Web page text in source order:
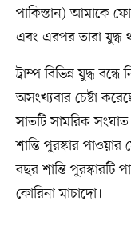
পাকিস্তান) আমাকে
এবং এরপর তারা যুদ্ধ
ট্রাম্প বিভিন্ন যুদ্ধ
অসংখ্যবার চেষ্টা
সাতটি সামরিক
শান্তি পুরস্কার
বছর শান্তি পুরস্কারটি
কোরিনা মাচাদো।